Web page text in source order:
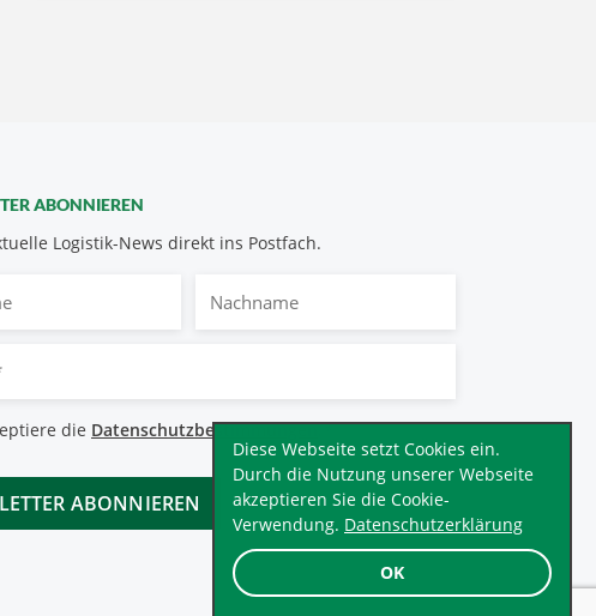
OK
Diese Webseite setzt Cookies ein.
Durch die Nutzung unserer Webseite
akzeptieren Sie die Cookie-
Verwendung. Datenschutzerklärung
ABONNIEREN
Logistik-News direkt ins Postfach.
die Datenschutzbestimmungen.*